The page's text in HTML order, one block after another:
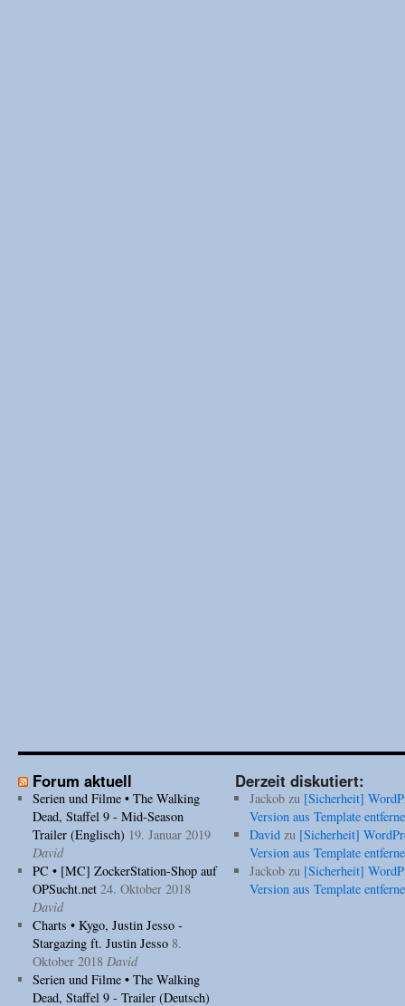
Forum aktuell
Serien und Filme • The Walking
Dead, Staffel 9 - Mid-Season
Trailer (Englisch) 19. Januar 2019
David
PC • [MC] ZockerStation-Shop auf
OPSucht.net 24. Oktober 2018
David
Charts • Kygo, Justin Jesso -
Stargazing ft. Justin Jesso 8.
Oktober 2018 David
Serien und Filme • The Walking
Dead, Staffel 9 - Trailer (Deutsch)
Derzeit diskutiert:
Jackobzu [Sicherheit]
Version aus Template
Davidzu [Sicherheit]
Version aus Template
Jackobzu [Sicherheit]
Version aus Template